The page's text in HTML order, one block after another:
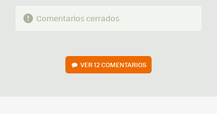
Comentarios cerrados
VER 12 COMENTARIOS